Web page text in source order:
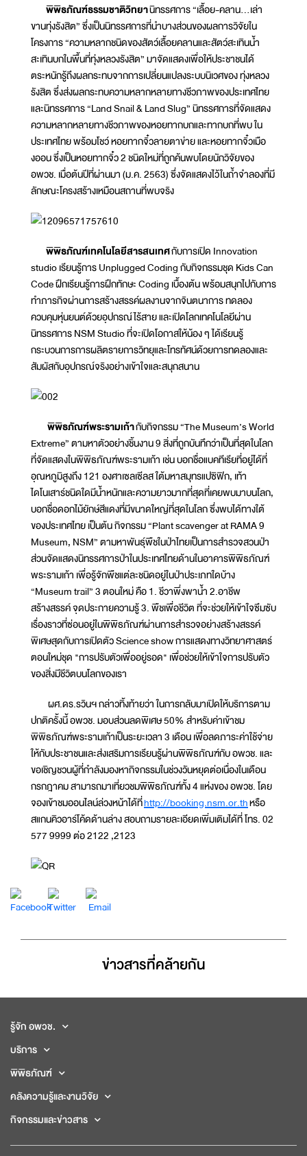
พิพิธภัณฑ์ธรรมชาติวิทยานิทรรศการ “เลื้อย-คลาน...เล่า
ขานทุ่งรังสิต” ซึ่งเป็นนิทรรศการที่นำบางส่วนของผลการวิจัยใน
โครงการ “ความหลากชนิดของสัตว์เลื้อยคลานและสัตว์สะเทินน้ำ
สะเทินบกในพื้นที่ทุ่งหลวงรังสิต” มาจัดแสดงเพื่อให้ประชาชนได้
ตระหนักรู้ถึงผลกระทบจากการเปลี่ยนแปลงระบบนิเวศของ ทุ่งหลวง
รังสิต ซึ่งส่งผลกระทบความหลากหลายทางชีวภาพของประเทศไทย
และนิทรรศการ “Land Snail & Land Slug” นิทรรศการที่จัดแสดง
ความหลากหลายทางชีวภาพของหอยทากบกและทากบกที่พบ ใน
ประเทศไทย พร้อมโชว์ หอยทากจิ๋วลายตาข่าย และหอยทากจิ๋วเมือ
งออน ซึ่งเป็นหอยทากจิ๋ว 2 ชนิดใหม่ที่ถูกค้นพบโดยนักวิจัยของ
อพวช. เมื่อต้นปีที่ผ่านมา (ม.ค. 2563) ซึ่งจัดแสดงไว้ในถ้ำจำลองที่มี
ลักษณะโครงสร้างเหมือนสถานที่พบจริง
พิพิธภัณฑ์เทคโนโลยีสารสนเทศกับการเปิด Innovation
studio เรียนรู้การ Unplugged Coding กับกิจกรรมชุด Kids Can
Code ฝึกเรียนรู้การฝึกทักษะ Coding เบื้องต้น พร้อมสนุกไปกับการ
ทำภารกิจผ่านการสร้างสรรค์ผลงานจากจินตนาการ ทดลอง
ควบคุมหุ่นยนต์ด้วยอุปกรณ์ไร้สาย และเปิดโลกเทคโนโลยีผ่าน
นิทรรศการ NSM Studio ที่จะเปิดโอกาสให้น้อง ๆ ได้เรียนรู้
กระบวนการการผลิตรายการวิทยุและโทรทัศน์ด้วยการทดลองและ
สัมผัสกับอุปกรณ์จริงอย่างเข้าใจและสนุกสนาน
พิพิธภัณฑ์พระรามเก้ากับกิจกรรม “The Museum’s World
Extreme” ตามหาตัวอย่างชิ้นงาน 9 สิ่งที่ถูกบันทึกว่าเป็นที่สุดในโลก
ที่จัดแสดงในพิพิธภัณฑ์พระรามเก้า เช่น บอกชื่อแบคทีเรียที่อยู่ได้ที่
อุณหภูมิสูงถึง 121 องศาเซลเซีลส ใต้มหาสมุทรแปซิฟิก, เท้า
ไดโนเสาร์ชนิดใดมีน้ำหนักและความยาวมากที่สุดที่เคยพบมาบนโลก,
บอกชื่อดอกไม้ยักษ์สีแดงที่มีขนาดใหญ่ที่สุดในโลก ซึ่งพบได้ทางใต้
ของประเทศไทย เป็นต้น กิจกรรม “Plant scavenger at RAMA 9
Museum, NSM” ตามหาพันธุ์พืชในป่าไทยเป็นการสำรวจสวนป่า
ส่วนจัดแสดงนิทรรศการป่าในประเทศไทยด้านในอาคารพิพิธภัณฑ์
พระรามเก้า เพื่อรู้จักพืชแต่ละชนิดอยู่ในป่าประเภทใดบ้าง
“Museum trail” 3 ตอนใหม่ คือ 1. ชีวาพึ่งพาน้ำ 2.อาชีพ
สร้างสรรค์ จุดประกายความรู้ 3. พืชเพื่อชีวิต ที่จะช่วยให้เข้าใจซึมซับ
เรื่องราวที่ซ่อนอยู่ในพิพิธภัณฑ์ผ่านการสำรวจอย่างสร้างสรรค์
พิเศษสุดกับการเปิดตัว Science show การแสดงทางวิทยาศาสตร์
ตอนใหม่ชุด "การปรับตัวเพื่ออยู่รอด" เพื่อช่วยให้เข้าใจการปรับตัว
ของสิ่งมีชีวิตบนโลกของเรา
ผศ.ดร.รวินฯ กล่าวทิ้งท้ายว่า ในการกลับมาเปิดให้บริการตาม
ปกติครั้งนี้ อพวช. มอบส่วนลดพิเศษ 50% สำหรับค่าเข้าชม
พิพิธภัณฑ์พระรามเก้าเป็นระยะเวลา 3 เดือน เพื่อลดภาระค่าใช้จ่าย
ให้กับประชาชนและส่งเสริมการเรียนรู้ผ่านพิพิธภัณฑ์กับ อพวช. และ
ขอเชิญชวนผู้ที่กำลังมองหากิจกรรมในช่วงวันหยุดต่อเนื่องในเดือน
กรกฎาคม สามารถมาเที่ยวชมพิพิธภัณฑ์ทั้ง 4 แห่งของ อพวช. โดย
จองเข้าชมออนไลน์ล่วงหน้าได้ที่http://booking.nsm.or.thหรือ
สแกนคิวอาร์โค้ดด้านล่าง สอบถามรายละเอียดเพิ่มเติมได้ที่ โทร. 02
577 9999 ต่อ 2122 ,2123
ข่าวสารที่่คล้ายกัน
รู้จัก อพวช.
บริการ
พิพิธภัณฑ์
คลังความรู้และงานวิจัย
กิจกรรมและข่าวสาร